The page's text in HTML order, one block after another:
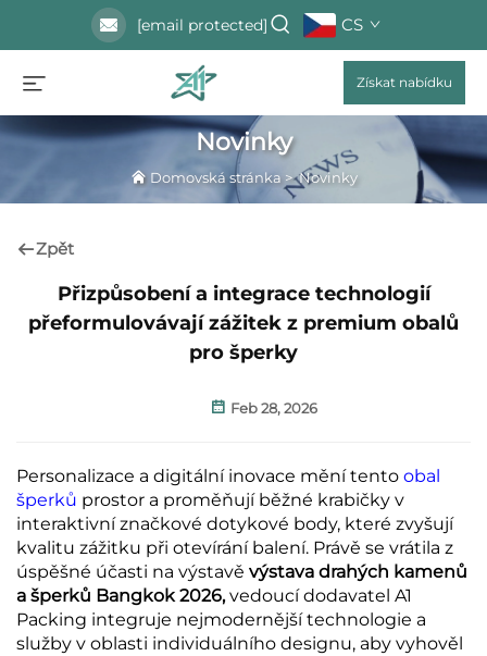
[email protected] CS
Získat nabídku
Novinky
Domovská stránka >Novinky
Zpět
Přizpůsobení a integrace technologií
přeformulovávají zážitek z premium obalů
pro šperky
Feb 28, 2026
Personalizace a digitální inovace mění tento obal
šperků prostor a proměňují běžné krabičky v
interaktivní značkové dotykové body, které zvyšují
kvalitu zážitku při otevírání balení. Právě se vrátila z
úspěšné účasti na výstavě výstava drahých kamenů
a šperků Bangkok 2026,vedoucí dodavatel A1
Packing integruje nejmodernější technologie a
služby v oblasti individuálního designu, aby vyhověl